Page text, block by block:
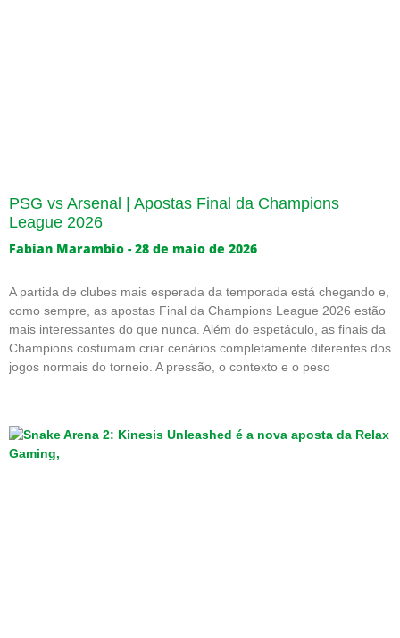
PSG vs Arsenal | Apostas Final da Champions
League 2026
Fabian Marambio 28 de maio de 2026
A partida de clubes mais esperada da temporada está chegando e,
como sempre, as apostas Final da Champions League 2026 estão
mais interessantes do que nunca. Além do espetáculo, as finais da
Champions costumam criar cenários completamente diferentes dos
jogos normais do torneio. A pressão, o contexto e o peso